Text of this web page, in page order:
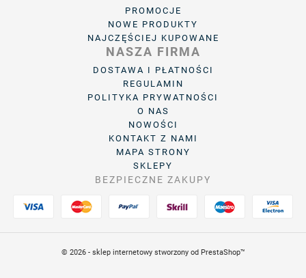
PROMOCJE
NOWE PRODUKTY
NAJCZĘŚCIEJ KUPOWANE
NASZA FIRMA
DOSTAWA I PŁATNOŚCI
REGULAMIN
POLITYKA PRYWATNOŚCI
O NAS
NOWOŚCI
KONTAKT Z NAMI
MAPA STRONY
SKLEPY
BEZPIECZNE ZAKUPY
© 2026 - sklep internetowy stworzony od PrestaShop™